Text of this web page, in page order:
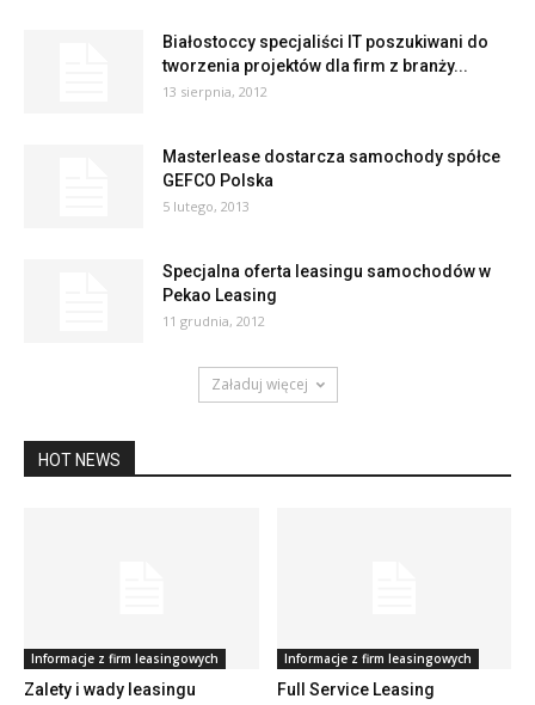
Białostoccy specjaliści IT poszukiwani do
tworzenia projektów dla firm z branży...
13 sierpnia, 2012
Masterlease dostarcza samochody spółce
GEFCO Polska
5 lutego, 2013
Specjalna oferta leasingu samochodów w
Pekao Leasing
11 grudnia, 2012
Załaduj więcej
HOT NEWS
Informacje z firm leasingowych
Zalety i wady leasingu
Informacje z firm leasingowych
Full Service Leasing